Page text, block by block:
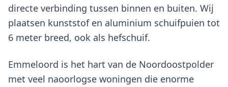
directe verbinding tussen binnen en buiten. Wij
plaatsen kunststof en aluminium schuifpuien tot
6 meter breed, ook als hefschuif.
Emmeloord is het hart van de Noordoostpolder
met veel naoorlogse woningen die enorme